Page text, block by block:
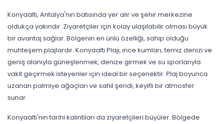
Konyaaltı, Antalya'nın batısında yer alır ve şehir merkezine
oldukça yakındır. Ziyaretçiler için kolay ulaşılabilir olması büyük
bir avantaj sağlar. Bölgenin en ünlü özelliği, sahip olduğu
muhteşem plajlardır. Konyaaltı Plajı, ince kumları, temiz denizi ve
geniş alanıyla güneşlenmek, denize girmek ve su sporlarıyla
vakit geçirmek isteyenler için ideal bir seçenektir. Plaj boyunca
uzanan palmiye ağaçları ve sahil şeridi, keyifli bir atmosfer
sunar.
Konyaaltı'nın tarihi kalıntıları da ziyaretçileri büyüler. Bölgede